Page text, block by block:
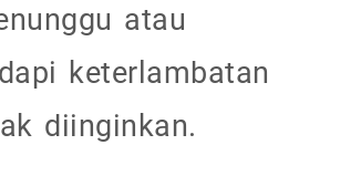
atau
keterlambatan
diinginkan.